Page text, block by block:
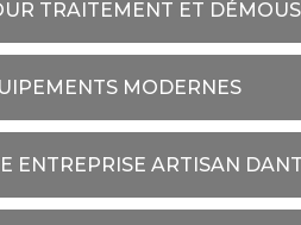
TRAITEMENT ET
MODERNES
ENTREPRISE ARTISAN